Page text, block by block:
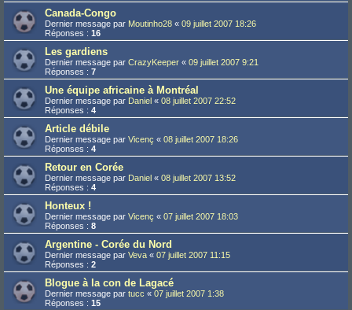
Canada-Congo
Dernier message par Moutinho28 « 09 juillet 2007 18:26
Réponses : 16
Les gardiens
Dernier message par CrazyKeeper « 09 juillet 2007 9:21
Réponses : 7
Une équipe africaine à Montréal
Dernier message par Daniel « 08 juillet 2007 22:52
Réponses : 4
Article débile
Dernier message par Vicenç « 08 juillet 2007 18:26
Réponses : 4
Retour en Corée
Dernier message par Daniel « 08 juillet 2007 13:52
Réponses : 4
Honteux !
Dernier message par Vicenç « 07 juillet 2007 18:03
Réponses : 8
Argentine - Corée du Nord
Dernier message par Veva « 07 juillet 2007 11:15
Réponses : 2
Blogue à la con de Lagacé
Dernier message par tucc « 07 juillet 2007 1:38
Réponses : 15